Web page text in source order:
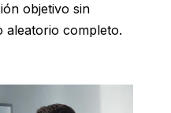
objetivo sin
aleatorio completo.